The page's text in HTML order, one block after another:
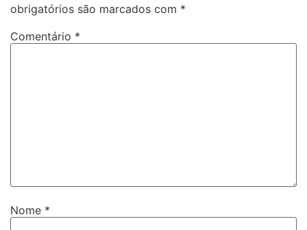
obrigatórios são marcados com *
Comentário *
Nome *